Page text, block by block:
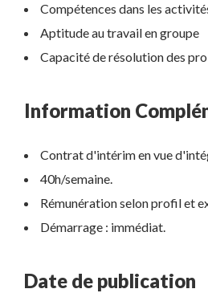
Compétences dans les
Aptitude au travail en groupe
Capacité de résolution des
Information
Contrat d'intérim en vue
40h/semaine.
Rémunération selon profil et
Démarrage : immédiat.
Date de publication